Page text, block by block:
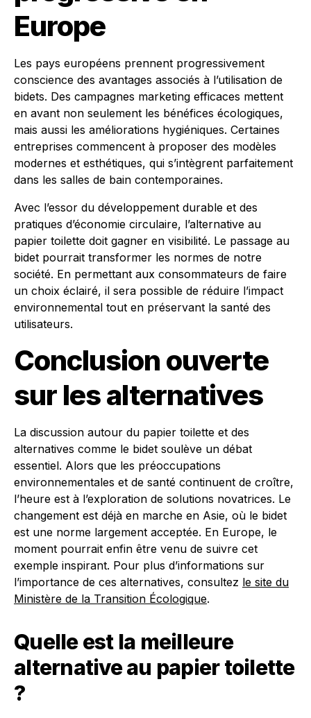
Europe
Les pays européens prennent progressivement
conscience des avantages associés à l’utilisation de
bidets. Des campagnes marketing efficaces mettent
en avant non seulement les bénéfices écologiques,
mais aussi les améliorations hygiéniques. Certaines
entreprises commencent à proposer des modèles
modernes et esthétiques, qui s’intègrent parfaitement
dans les salles de bain contemporaines.
Avec l’essor du développement durable et des
pratiques d’économie circulaire, l’alternative au
papier toilette doit gagner en visibilité. Le passage au
bidet pourrait transformer les normes de notre
société. En permettant aux consommateurs de faire
un choix éclairé, il sera possible de réduire l’impact
environnemental tout en préservant la santé des
utilisateurs.
Conclusion ouverte
sur les alternatives
La discussion autour du papier toilette et des
alternatives comme le bidet soulève un débat
essentiel. Alors que les préoccupations
environnementales et de santé continuent de croître,
l’heure est à l’exploration de solutions novatrices. Le
changement est déjà en marche en Asie, où le bidet
est une norme largement acceptée. En Europe, le
moment pourrait enfin être venu de suivre cet
exemple inspirant. Pour plus d’informations sur
l’importance de ces alternatives, consultez le site du
Ministère de la Transition Écologique.
Quelle est la meilleure
alternative au papier toilette
?